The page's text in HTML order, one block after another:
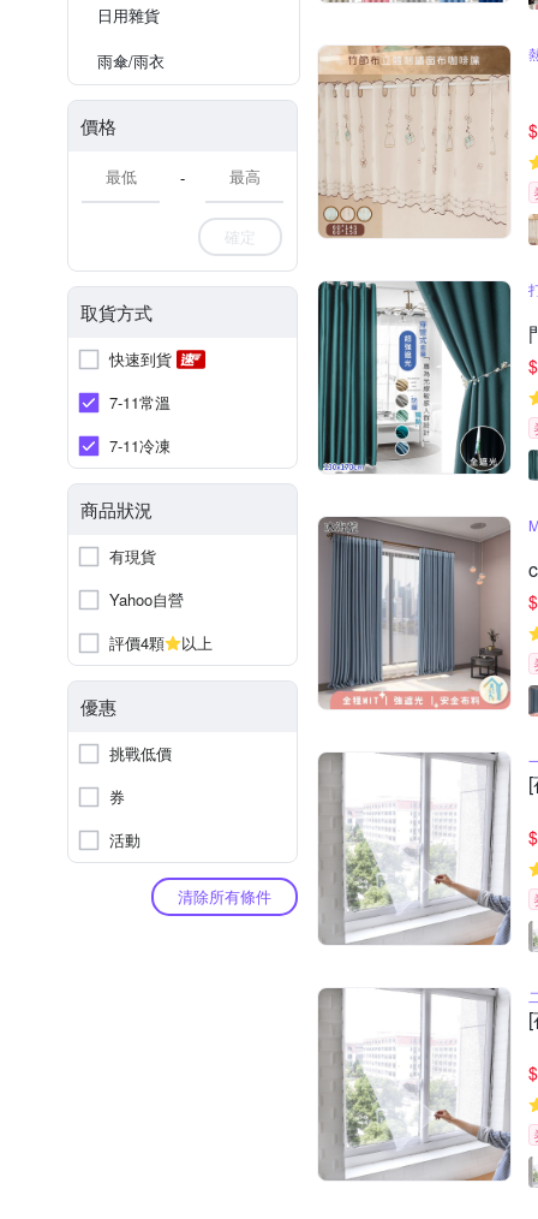
日用雜貨
雨傘/雨衣
價格
-
確定
取貨方式
快速到貨
7-11常溫
7-11冷凍
商品狀況
有現貨
Yahoo自營
評價4顆
以上
優惠
挑戰低價
券
活動
清除所有條件
$
$
$
$
$